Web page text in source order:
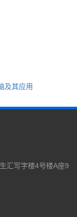
及其应用
汇写字楼4号楼A座9